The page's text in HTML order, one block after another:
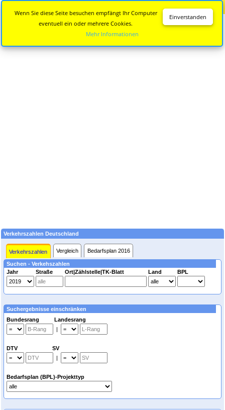
Verkehrszahlen Deutschland
Verkehrszahlen Vergleich Bedarfsplan 2016
Suchen - Verkehszahlen
Jahr
Straße Ort|Zählstelle|TK-Blatt Land BPL
Suchergebnisse einschränken
Bundesrang Landesrang
|
DTV SV
|
Bedarfsplan (BPL)-Projekttyp
Einverstanden
Wenn Sie diese Seite besuchen empfängt Ihr Computer
eventuell ein oder mehrere Cookies.
Mehr Informationen